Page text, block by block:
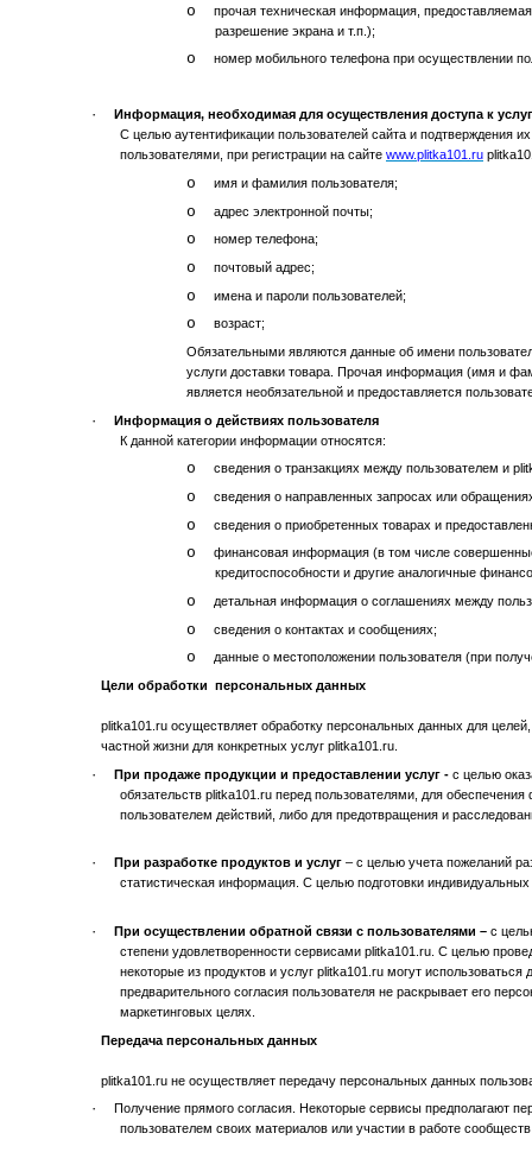
o
прочая техническая информация,
разрешение экрана и т.п.);
o номер мобильного телефона при осуществлении
·
Информация, необходимая для осуществления доступа к
С целью аутентификации пользователей сайта и подтверждения
пользователями, при регистрации на сайте www.plitka101.ru
o имя и фамилия пользователя;
o адрес электронной почты;
o номер телефона;
o почтовый адрес;
o имена и пароли пользователей;
o
возраст;
Обязательными являются данные об имени
услуги доставки товара. Прочая информация (имя и
является необязательной и предоставляется
·
Информация о действиях пользователя
К данной категории информации относятся:
o сведения о транзакциях между пользователем и
o сведения о направленных запросах или
o сведения о приобретенных товарах и
o
финансовая информация (в том числе
кредитоспособности и другие аналогичные
o детальная информация о соглашениях между
o сведения о контактах и сообщениях;
o
данные о местоположении пользователя (при
Цели обработки персональных данных
plitka101.ru осуществляет обработку персональных данных для
частной жизни для конкретных услуг plitka101.ru.
· При продаже продукции и предоставлении услуг - с целью
обязательств plitka101.ru перед пользователями, для
пользователем действий, либо для предотвращения и
· При разработке продуктов и услуг – с целью учета пожеланий
статистическая информация. С целью подготовки
· При осуществлении обратной связи с пользователями – с
степени удовлетворенности сервисами plitka101.ru. С целью
некоторые из продуктов и услуг plitka101.ru могут
предварительного согласия пользователя не раскрывает его
маркетинговых целях.
Передача персональных данных
plitka101.ru не осуществляет передачу персональных данных
·
Получение прямого согласия. Некоторые сервисы предполагают
пользователем своих материалов или участии в работе